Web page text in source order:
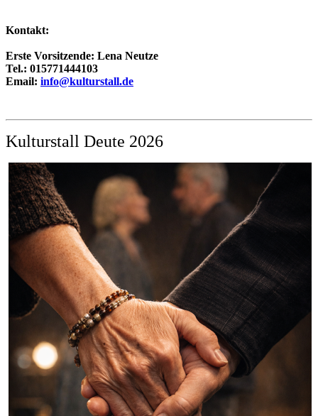
Kontakt:
Erste Vorsitzende: Lena Neutze
Tel.: 015771444103
Email: info@kulturstall.de
Kulturstall Deute 2026